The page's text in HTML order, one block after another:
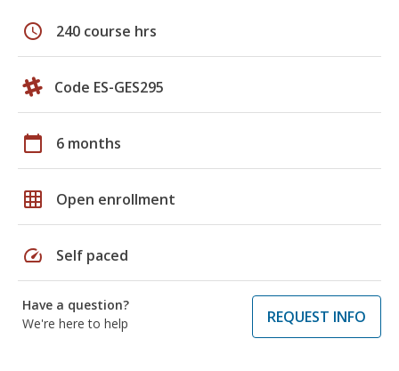
schedule 240 course hrs
Code ES-GES295
calendar_today 6 months
grid_on Open enrollment
speed Self paced
Have a question?
We're here to help
REQUEST INFO